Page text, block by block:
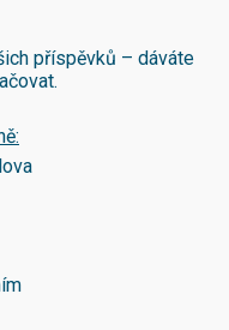
příspěvků – dáváte